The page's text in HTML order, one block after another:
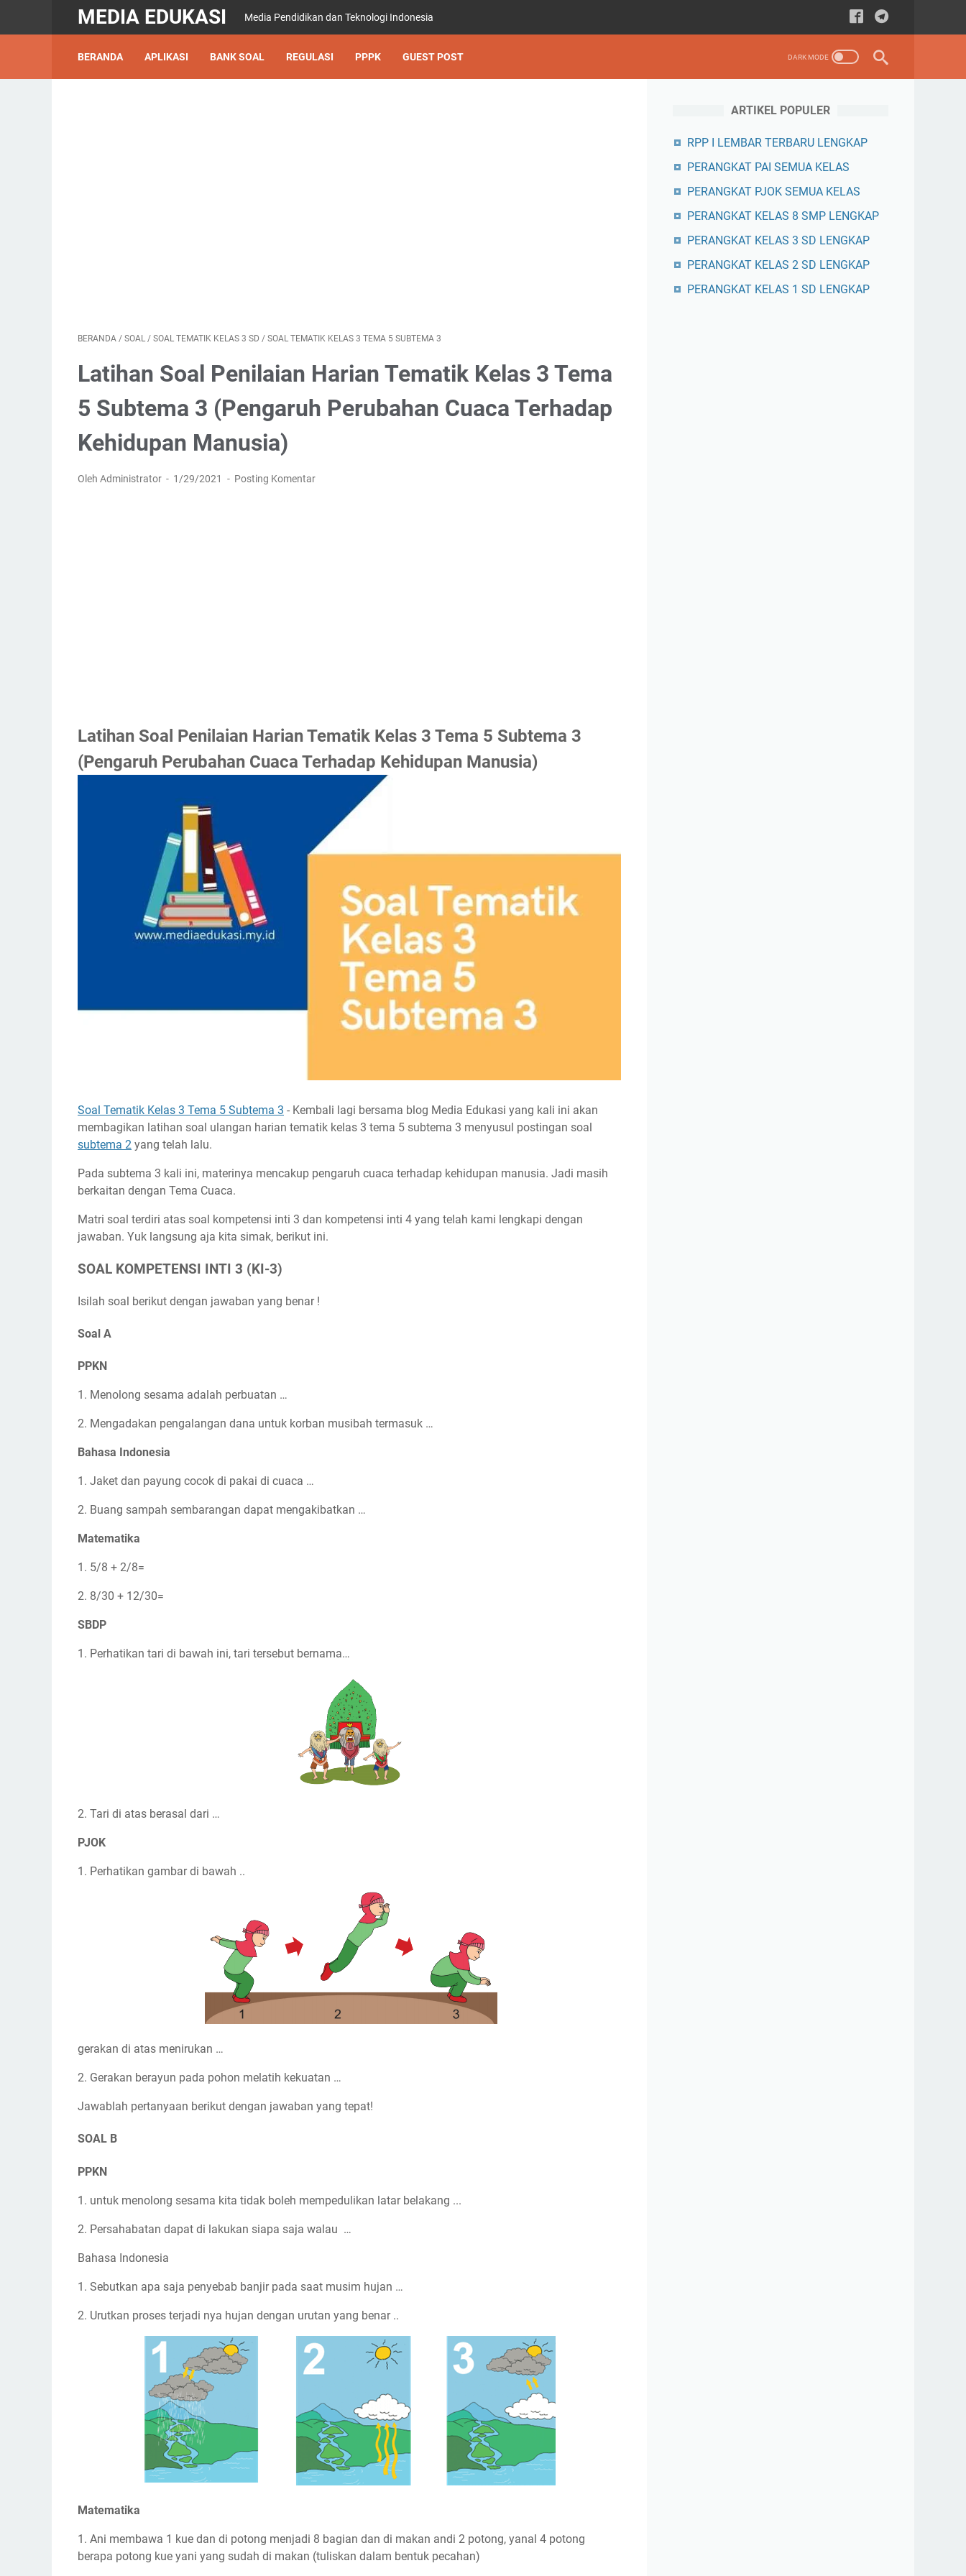
MEDIA EDUKASI Media Pendidikan dan Teknologi Indonesia
BERANDA APLIKASI BANK SOAL REGULASI PPPK GUEST POST
BERANDA / SOAL / SOAL TEMATIK KELAS 3 SD / SOAL TEMATIK KELAS 3 TEMA 5 SUBTEMA 3
Latihan Soal Penilaian Harian Tematik Kelas 3 Tema
5 Subtema 3 (Pengaruh Perubahan Cuaca Terhadap
Kehidupan Manusia)
Oleh Administrator 1/29/2021 Posting Komentar
Latihan Soal Penilaian Harian Tematik Kelas 3 Tema 5 Subtema 3
(Pengaruh Perubahan Cuaca Terhadap Kehidupan Manusia)
Soal Tematik Kelas 3 Tema 5 Subtema 3 - Kembali lagi bersama blog Media Edukasi yang kali ini akan
membagikan latihan soal ulangan harian tematik kelas 3 tema 5 subtema 3 menyusul postingan soal
subtema 2 yang telah lalu.
Pada subtema 3 kali ini, materinya mencakup pengaruh cuaca terhadap kehidupan manusia. Jadi masih
berkaitan dengan Tema Cuaca.
Matri soal terdiri atas soal kompetensi inti 3 dan kompetensi inti 4 yang telah kami lengkapi dengan
jawaban. Yuk langsung aja kita simak, berikut ini.
SOAL KOMPETENSI INTI 3 (KI-3)
Isilah soal berikut dengan jawaban yang benar !
Soal A
PPKN
1. Menolong sesama adalah perbuatan …
2. Mengadakan pengalangan dana untuk korban musibah termasuk …
Bahasa Indonesia
1. Jaket dan payung cocok di pakai di cuaca …
2. Buang sampah sembarangan dapat mengakibatkan …
Matematika
1. 5/8 + 2/8=
2. 8/30 + 12/30=
SBDP
1. Perhatikan tari di bawah ini, tari tersebut bernama…
2. Tari di atas berasal dari …
PJOK
1. Perhatikan gambar di bawah ..
gerakan di atas menirukan …
2. Gerakan berayun pada pohon melatih kekuatan …
Jawablah pertanyaan berikut dengan jawaban yang tepat!
SOAL B
PPKN
1. untuk menolong sesama kita tidak boleh mempedulikan latar belakang ...
2. Persahabatan dapat di lakukan siapa saja walau …
Bahasa Indonesia
1. Sebutkan apa saja penyebab banjir pada saat musim hujan …
2. Urutkan proses terjadi nya hujan dengan urutan yang benar ..
Matematika
1. Ani membawa 1 kue dan di potong menjadi 8 bagian dan di makan andi 2 potong, yanal 4 potong
berapa potong kue yani yang sudah di makan (tuliskan dalam bentuk pecahan)
ARTIKEL POPULER
RPP I LEMBAR TERBARU LENGKAP
PERANGKAT PAI SEMUA KELAS
PERANGKAT PJOK SEMUA KELAS
PERANGKAT KELAS 8 SMP LENGKAP
PERANGKAT KELAS 3 SD LENGKAP
PERANGKAT KELAS 2 SD LENGKAP
PERANGKAT KELAS 1 SD LENGKAP